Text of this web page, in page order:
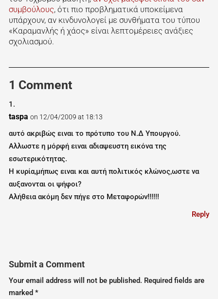
συμβούλους, ότι πιο προβληματικά υποκείμενα
υπάρχουν, αν κινδυνολογεί με συνθήματα του τύπου
«Καραμανλής ή χάος» είναι λεπτομέρειες ανάξιες
σχολιασμού.
1 Comment
taspa on 12/04/2009 at 18:13
αυτό ακριβώς ειναι το πρότυπο του Ν.Δ Υπουργού.
Αλλωστε η μόρφή ειναι αδιαψευστη εικόνα της
εσωτερικότητας.
Η κυρία,μήπως ειναι και αυτή πολιτικός κλώνος,ωστε να
αυξανονται οι ψήφοι?
Αλήθεια ακόμη δεν πήγε στο Μεταφορών!!!!!!
Reply
Submit a Comment
Your email address will not be published. Required fields are
marked *